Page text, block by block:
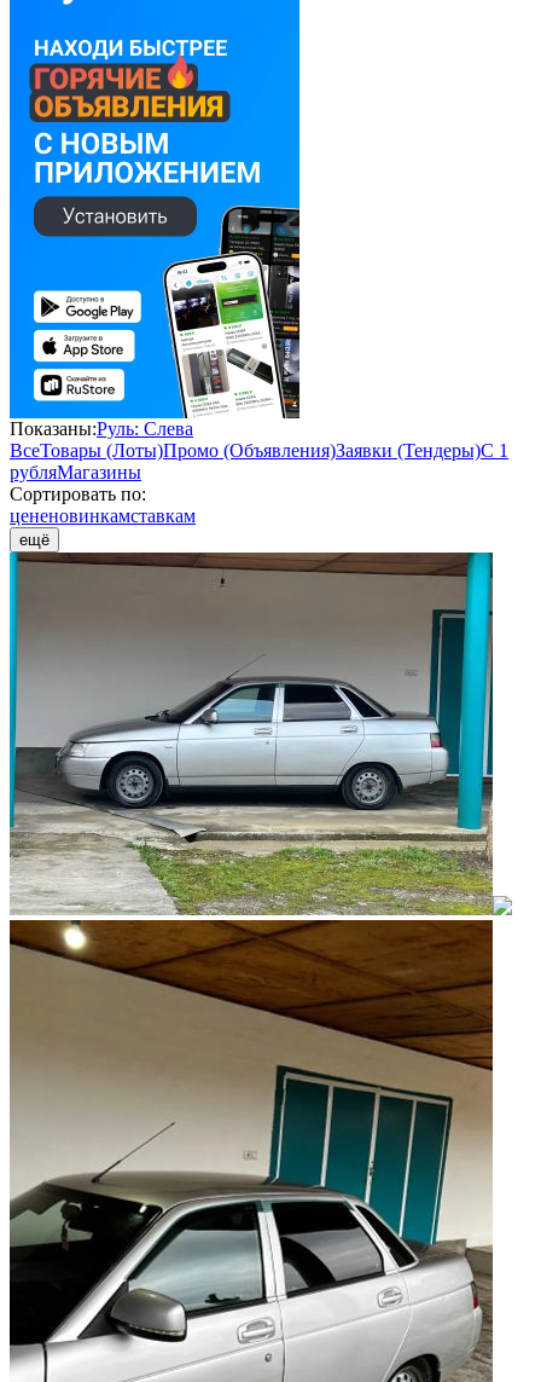
Показаны:Руль: Слева
ВсеТовары (Лоты)Промо (Объявления)Заявки (Тендеры)С 1
рубляМагазины
Сортировать по:
цененовинкамставкам
ещё